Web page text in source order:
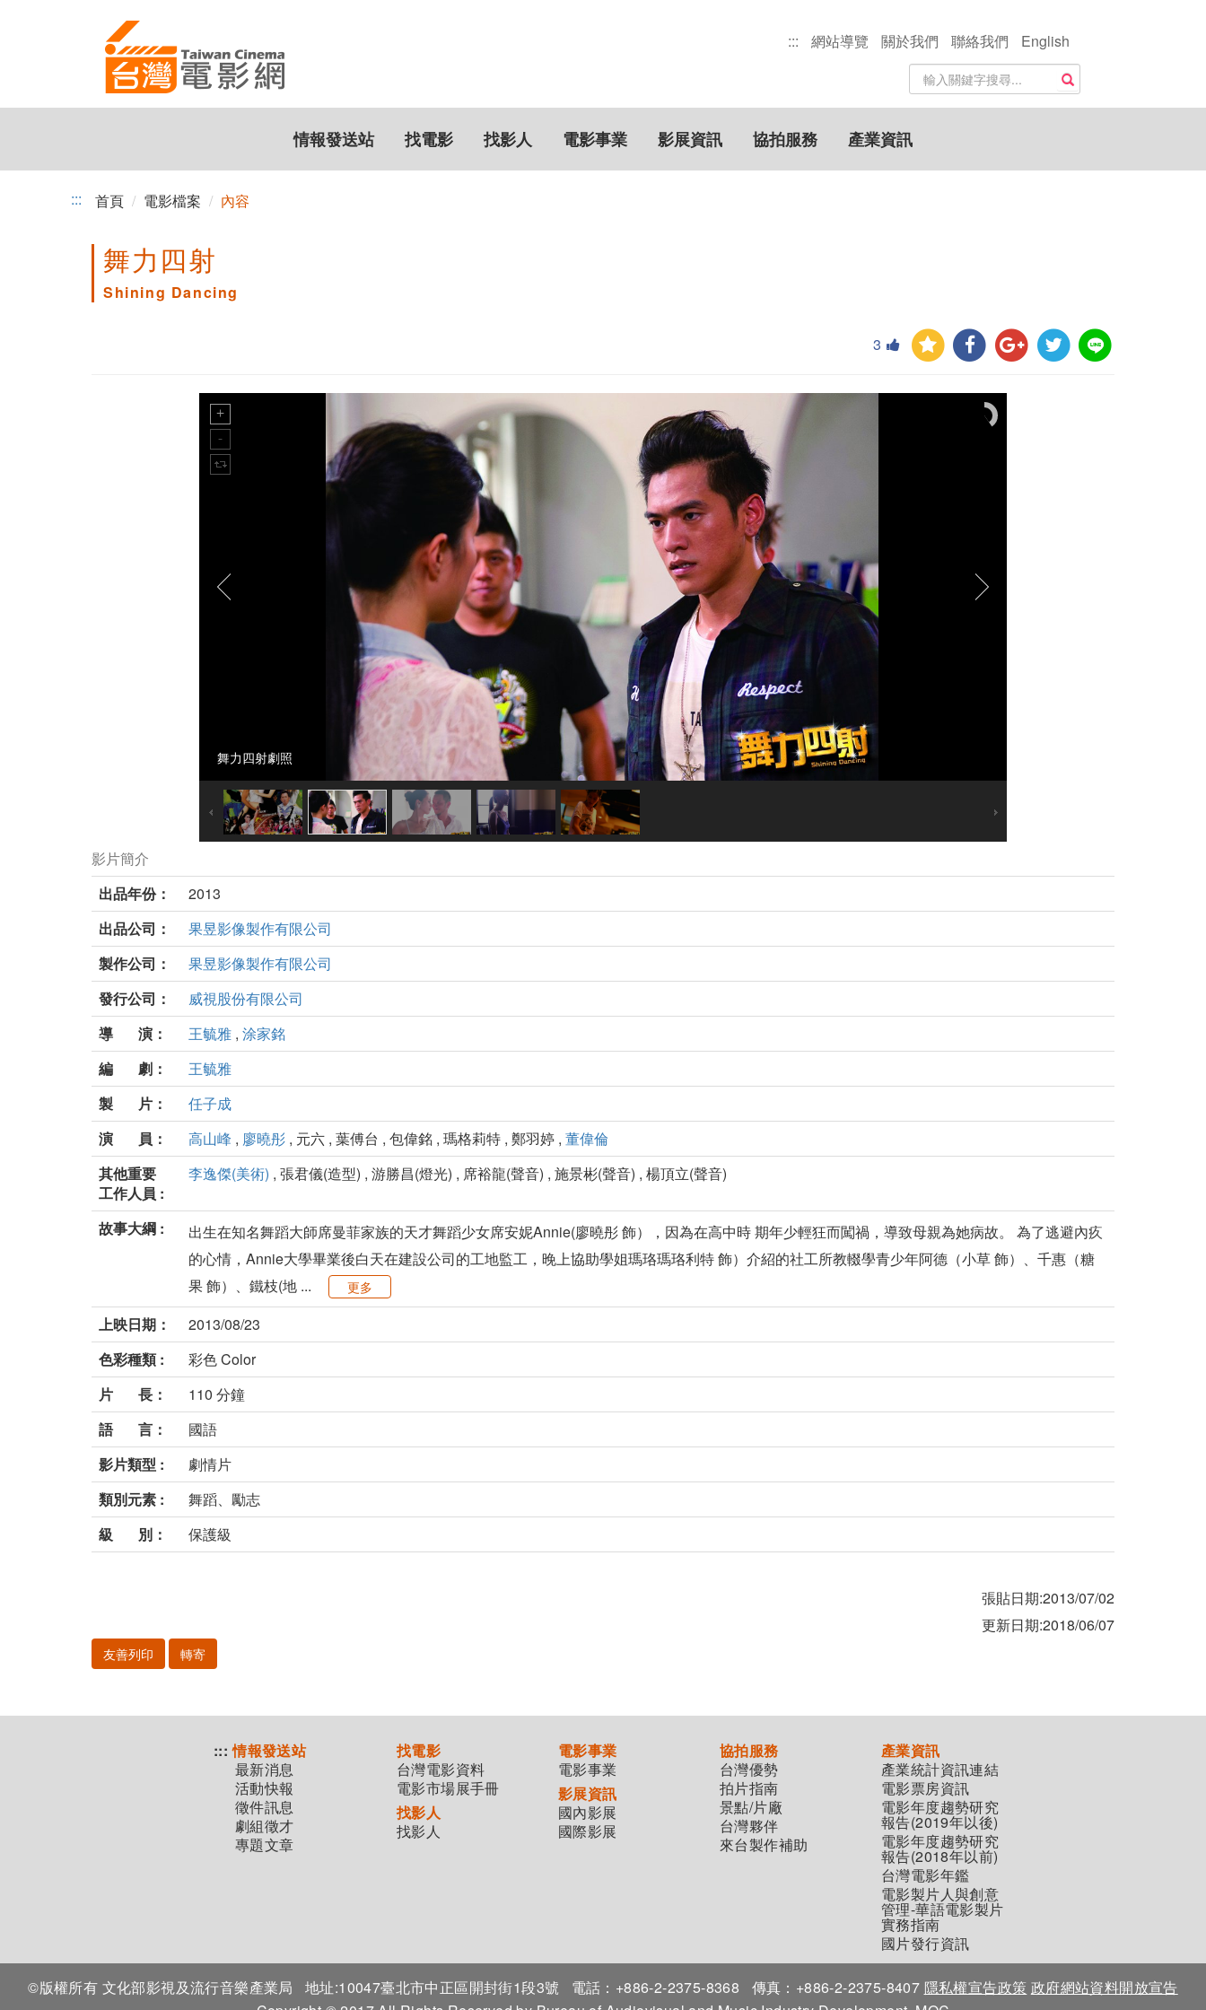
::: 網站導覽 關於我們 聯絡我們
English
站
內
搜
尋
關
鍵
搜尋
情報發送站 找電影 找影人 電影事業 影展資訊 協拍服務 產業資訊
::: 首頁 電影檔案 內容
舞力四射
Shining Dancing
3
舞力四射劇照
影片簡介
出品年份：
2013
出品公司：
果昱影像製作有限公司
製作公司：
果昱影像製作有限公司
發行公司：
威視股份有限公司
導 演：
王毓雅 , 涂家銘
編 劇：
王毓雅
製 片：
任子成
演 員：
高山峰 , 廖曉彤 , 元六 , 葉傅台 , 包偉銘 , 瑪格莉特 , 鄭羽婷 , 董偉倫
其他重要
工作人員 :
李逸傑(美術) , 張君儀(造型) , 游勝昌(燈光) , 席裕龍(聲音) , 施景彬(聲音) , 楊頂立(聲音)
故事大綱 :
出生在知名舞蹈大師席曼菲家族的天才舞蹈少女席安妮Annie(廖曉彤 飾），因為在高中時 期年少輕狂而闖禍，導致母親為她病故。 為了逃避內疚
的心情，Annie大學畢業後白天在建設公司的工地監工，晚上協助學姐瑪珞瑪珞利特 飾）介紹的社工所教輟學青少年阿德（小草 飾）、千惠（糖
果 飾）、鐵枝(地 ...
更多
上映日期：
2013/08/23
色彩種類 :
彩色 Color
片 長：
110 分鐘
語 言：
國語
影片類型 :
劇情片
類別元素 :
舞蹈、勵志
級 別：
保護級
張貼日期:2013/07/02
更新日期:2018/06/07
友善列印 轉寄
::: 情報發送站
最新消息
活動快報
徵件訊息
劇組徵才
專題文章
找電影
台灣電影資料
電影市場展手冊
找影人
找影人
電影事業
電影事業
影展資訊
國內影展
國際影展
協拍服務
台灣優勢
拍片指南
景點/片廠
台灣夥伴
來台製作補助
產業資訊
產業統計資訊連結
電影票房資訊
電影年度趨勢研究
報告(2019年以後)
電影年度趨勢研究
報告(2018年以前)
台灣電影年鑑
電影製片人與創意
管理-華語電影製片
實務指南
國片發行資訊
©版權所有 文化部影視及流行音樂產業局 地址:10047臺北市中正區開封街1段3號 電話：+886-2-2375-8368 傳真：+886-2-2375-8407 隱私權宣告政策 政府網站資料開放宣告